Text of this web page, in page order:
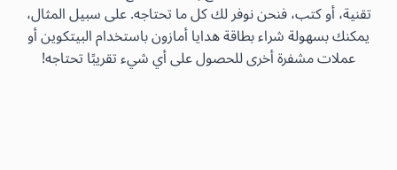
تقنية، أو كتب، فنحن نوفر لك كل ما تحتاجه. على سبيل المثال،
يمكنك بسهولة شراء بطاقة هدايا أمازون باستخدام البيتكوين أو
عملات مشفرة أخرى للحصول على أي شيء تقريبًا تحتاجه!